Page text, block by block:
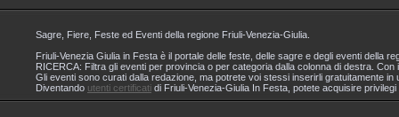
Sagre, Fiere, Feste ed Eventi della regione Friuli-Venezia-Giulia.
Friuli-Venezia Giulia in Festa è il portale delle feste, delle sagre e degli eventi della
RICERCA: Filtra gli eventi per provincia o per categoria dalla colonna di destra.
Gli eventi sono curati dalla redazione, ma potrete voi stessi inserirli gratuitamente
Diventando utenti certificati di Friuli-Venezia-Giulia In Festa, potete acquisire